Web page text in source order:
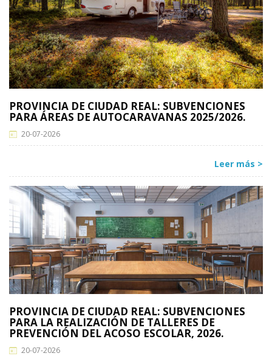
PROVINCIA DE CIUDAD REAL: SUBVENCIONES
PARA ÁREAS DE AUTOCARAVANAS 2025/2026.
20-07-2026
Leer más >
PROVINCIA DE CIUDAD REAL: SUBVENCIONES
PARA LA REALIZACIÓN DE TALLERES DE
PREVENCIÓN DEL ACOSO ESCOLAR, 2026.
20-07-2026